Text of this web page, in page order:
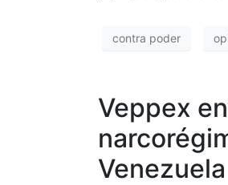
contra poder
Veppex
Venezuela